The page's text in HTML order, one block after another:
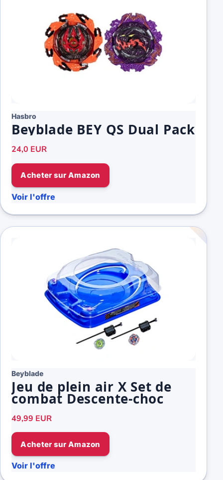
Hasbro
Beyblade BEY QS Dual Pack
24,0 EUR
Acheter sur Amazon
Voir l'offre
Beyblade
Jeu de plein air X Set de
combat Descente-choc
49,99 EUR
Acheter sur Amazon
Voir l'offre